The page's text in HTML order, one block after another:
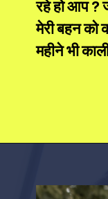
रहे हो आप ?
मेरी बहन को
महीने भी